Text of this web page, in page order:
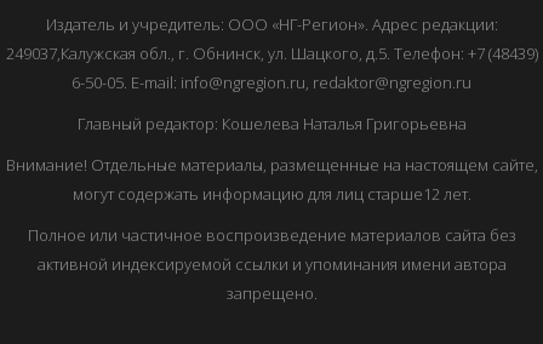
Издатель и учредитель: ООО «НГ-Регион». Адрес редакции:
249037,Калужская обл., г. Обнинск, ул. Шацкого, д.5. Телефон: +7 (48439)
6-50-05. E-mail: info@ngregion.ru, redaktor@ngregion.ru
Главный редактор: Кошелева Наталья Григорьевна
Внимание! Отдельные материалы, размещенные на настоящем сайте,
могут содержать информацию для лиц старше12 лет.
Полное или частичное воспроизведение материалов сайта без
активной индексируемой ссылки и упоминания имени автора
запрещено.